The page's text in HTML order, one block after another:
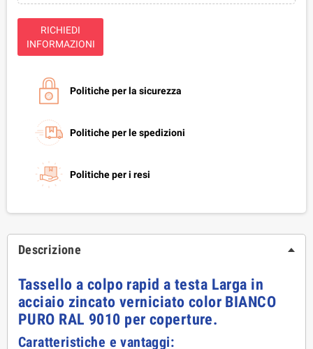
RICHIEDI
INFORMAZIONI
Politiche per la sicurezza
Politiche per le spedizioni
Politiche per i resi
Descrizione
Tassello a colpo rapid a testa Larga in
acciaio zincato verniciato color BIANCO
PURO RAL 9010 per coperture.
Caratteristiche e vantaggi: